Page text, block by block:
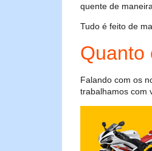
quente de
Tudo é feito de
Quanto
Falando com os
trabalhamos com